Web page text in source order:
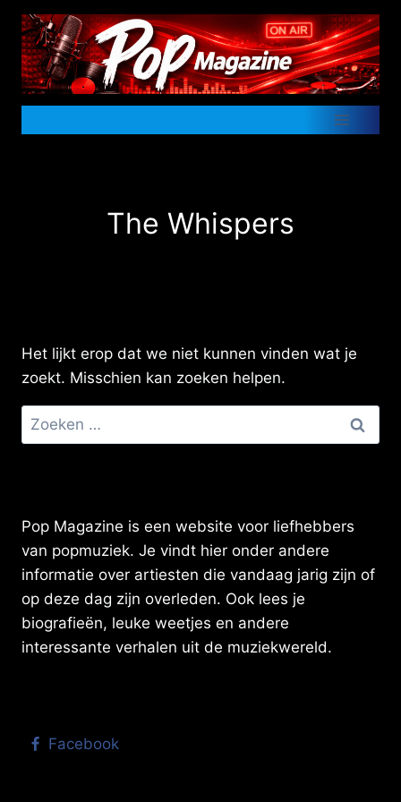
Doorgaan
naar
inhoud
The Whispers
Het lijkt erop dat we niet kunnen vinden wat je
zoekt. Misschien kan zoeken helpen.
Zoeken
naar:
Pop Magazine is een website voor liefhebbers
van popmuziek. Je vindt hier onder andere
informatie over artiesten die vandaag jarig zijn of
op deze dag zijn overleden. Ook lees je
biografieën, leuke weetjes en andere
interessante verhalen uit de muziekwereld.
Facebook